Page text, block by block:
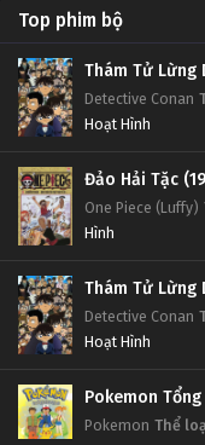
Top phim bộ
Thám Tử Lừng
Detective Conan
Hoạt Hình
Đảo Hải Tặc
One Piece (Luffy)
Hình
Thám Tử Lừng
Detective Conan
Hoạt Hình
Pokemon
Pokemon Thể